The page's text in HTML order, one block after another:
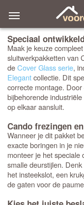
Speciaal
Maak je keuze
sluitwerkpakketten van
deCover Glass serie,
Elegantcollectie. Dit
correcte montage.
bijbehorende
op elkaar aansluit.
Cando frezingen
Wanneer je dit pakket
exacte boringen in je
monteer je het speciale
smalle deurstijlen.
het insteekslot, een
de gaten voor de